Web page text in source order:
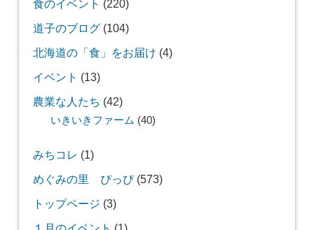
食のイベント (220)
道子のブログ(104)
北海道の「食」をお届け (4)
イベント (13)
農業な人たち (42)
いきいきファーム (40)
みちコレ (1)
めぐみの里 ぴっぴ(573)
トップページ (3)